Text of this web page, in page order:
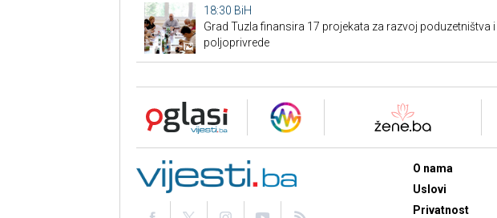
18:30 BiH
Grad Tuzla finansira 17 projekata za razvoj poduzetništva i
poljoprivrede
O nama
Uslovi
Privatnost